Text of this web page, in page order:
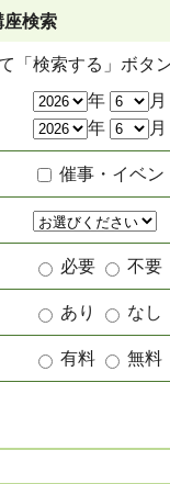
座検索
「検索する」ボタ
年 月
年
月
催事・イベン
必要 不要
あり なし
有料 無料